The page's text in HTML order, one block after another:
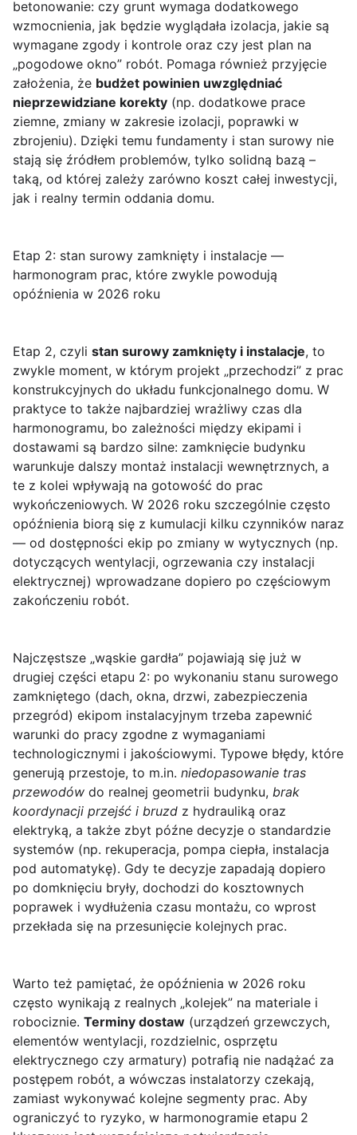
betonowanie: czy grunt wymaga dodatkowego
wzmocnienia, jak będzie wyglądała izolacja, jakie są
wymagane zgody i kontrole oraz czy jest plan na
„pogodowe okno” robót. Pomaga również przyjęcie
założenia, że budżet powinien uwzględniać
nieprzewidziane korekty (np. dodatkowe prace
ziemne, zmiany w zakresie izolacji, poprawki w
zbrojeniu). Dzięki temu fundamenty i stan surowy nie
stają się źródłem problemów, tylko solidną bazą –
taką, od której zależy zarówno koszt całej inwestycji,
jak i realny termin oddania domu.
Etap 2: stan surowy zamknięty i instalacje —
harmonogram prac, które zwykle powodują
opóźnienia w 2026 roku
Etap 2, czyli stan surowy zamknięty i instalacje, to
zwykle moment, w którym projekt „przechodzi” z prac
konstrukcyjnych do układu funkcjonalnego domu. W
praktyce to także najbardziej wrażliwy czas dla
harmonogramu, bo zależności między ekipami i
dostawami są bardzo silne: zamknięcie budynku
warunkuje dalszy montaż instalacji wewnętrznych, a
te z kolei wpływają na gotowość do prac
wykończeniowych. W 2026 roku szczególnie często
opóźnienia biorą się z kumulacji kilku czynników naraz
— od dostępności ekip po zmiany w wytycznych (np.
dotyczących wentylacji, ogrzewania czy instalacji
elektrycznej) wprowadzane dopiero po częściowym
zakończeniu robót.
Najczęstsze „wąskie gardła” pojawiają się już w
drugiej części etapu 2: po wykonaniu stanu surowego
zamkniętego (dach, okna, drzwi, zabezpieczenia
przegród) ekipom instalacyjnym trzeba zapewnić
warunki do pracy zgodne z wymaganiami
technologicznymi i jakościowymi. Typowe błędy, które
generują przestoje, to m.in. niedopasowanie tras
przewodów do realnej geometrii budynku, brak
koordynacji przejść i bruzd z hydrauliką oraz
elektryką, a także zbyt późne decyzje o standardzie
systemów (np. rekuperacja, pompa ciepła, instalacja
pod automatykę). Gdy te decyzje zapadają dopiero
po domknięciu bryły, dochodzi do kosztownych
poprawek i wydłużenia czasu montażu, co wprost
przekłada się na przesunięcie kolejnych prac.
Warto też pamiętać, że opóźnienia w 2026 roku
często wynikają z realnych „kolejek” na materiale i
robociznie. Terminy dostaw (urządzeń grzewczych,
elementów wentylacji, rozdzielnic, osprzętu
elektrycznego czy armatury) potrafią nie nadążać za
postępem robót, a wówczas instalatorzy czekają,
zamiast wykonywać kolejne segmenty prac. Aby
ograniczyć to ryzyko, w harmonogramie etapu 2